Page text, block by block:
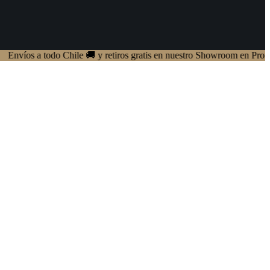
a todo Chile 🚚 y retiros gratis en nuestro Showroom en